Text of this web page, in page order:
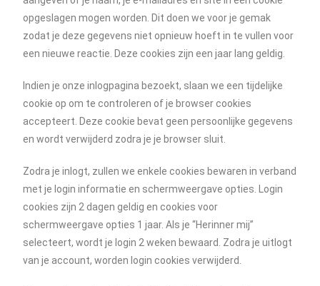
opgeslagen mogen worden. Dit doen we voor je gemak
zodat je deze gegevens niet opnieuw hoeft in te vullen voor
een nieuwe reactie. Deze cookies zijn een jaar lang geldig.
Indien je onze inlogpagina bezoekt, slaan we een tijdelijke
cookie op om te controleren of je browser cookies
accepteert. Deze cookie bevat geen persoonlijke gegevens
en wordt verwijderd zodra je je browser sluit.
Zodra je inlogt, zullen we enkele cookies bewaren in verband
met je login informatie en schermweergave opties. Login
cookies zijn 2 dagen geldig en cookies voor
schermweergave opties 1 jaar. Als je “Herinner mij”
selecteert, wordt je login 2 weken bewaard. Zodra je uitlogt
van je account, worden login cookies verwijderd.